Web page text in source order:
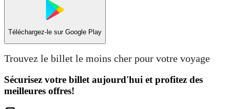
Téléchargez-le sur Google Play
Trouvez le billet le moins cher pour votre voyage
Sécurisez votre billet aujourd'hui et profitez des
meilleures offres!